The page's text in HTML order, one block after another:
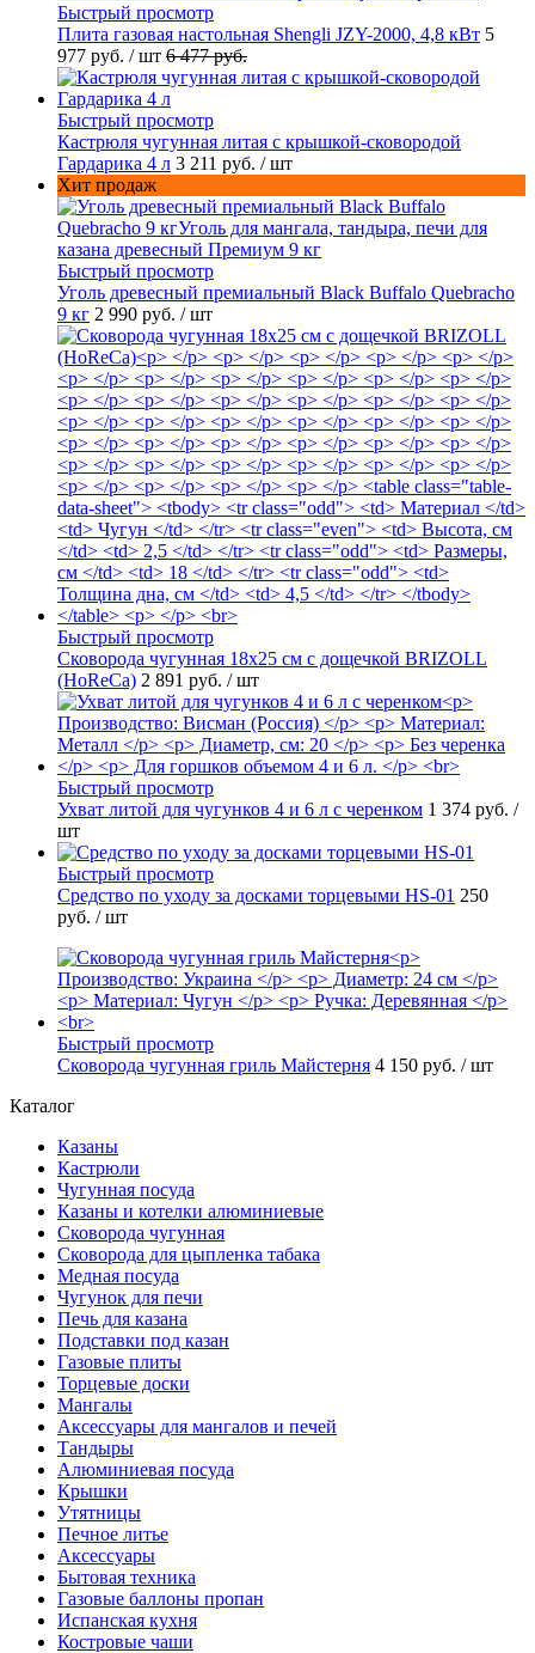
Быстрый просмотр
Плита газовая настольная Shengli JZY-2000, 4,8 кВт 5
977 руб. / шт 6 477 руб.
Быстрый просмотр
Кастрюля чугунная литая с крышкой-сковородой
Гардарика 4 л 3 211 руб. / шт
Хит продаж
Быстрый просмотр
Уголь древесный премиальный Black Buffalo Quebracho
9 кг 2 990 руб. / шт
Быстрый просмотр
Сковорода чугунная 18х25 см с дощечкой BRIZOLL
(HoReCa) 2 891 руб. / шт
Быстрый просмотр
Ухват литой для чугунков 4 и 6 л с черенком 1 374 руб. /
шт
Быстрый просмотр
Средство по уходу за досками торцевыми HS-01 250
руб. / шт
Быстрый просмотр
Сковорода чугунная гриль Майстерня 4 150 руб. / шт
Каталог
Казаны
Кастрюли
Чугунная посуда
Казаны и котелки алюминиевые
Сковорода чугунная
Сковорода для цыпленка табака
Медная посуда
Чугунок для печи
Печь для казана
Подставки под казан
Газовые плиты
Торцевые доски
Мангалы
Аксессуары для мангалов и печей
Тандыры
Алюминиевая посуда
Крышки
Утятницы
Печное литье
Аксессуары
Бытовая техника
Газовые баллоны пропан
Испанская кухня
Костровые чаши